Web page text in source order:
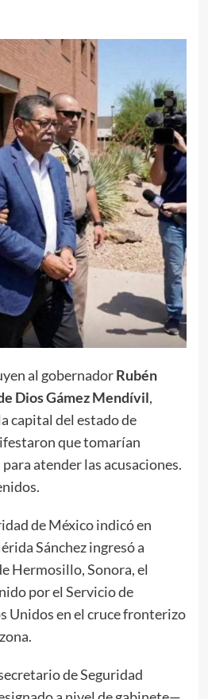
al gobernadorRubén
Dios Gámez Mendívil,
capital del estado de
que tomarían
atender las acusaciones.
de México indicó en
Sánchez ingresó a
Hermosillo, Sonora, el
por el Servicio de
Unidos en el cruce fronterizo
de Seguridad